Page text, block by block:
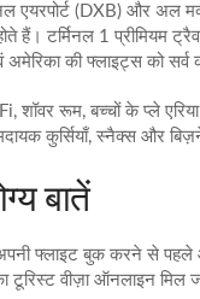
एयरपोर्ट (DXB) और अल
हैं। टर्मिनल 1 प्रीमियम
की फ्लाइट्स को सर्व
शॉवर रूम, बच्चों के प्ले
कुर्सियाँ, स्नैक्स और
बातें
फ्लाइट बुक करने से
टूरिस्ट वीज़ा ऑनलाइन मिल